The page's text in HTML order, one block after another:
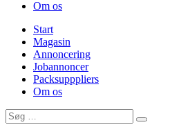
Om os
Start
Magasin
Annoncering
Jobannoncer
Packsupppliers
Om os
Søg